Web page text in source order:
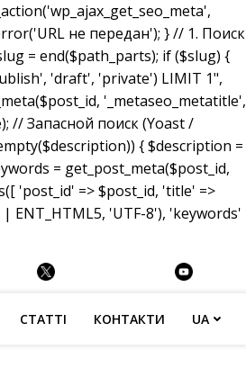
не передан'); } // 1. Поиск
= end($path_parts); if ($slug) {
'draft', 'private') LIMIT 1",
'_metaseo_metatitle',
// Запасной поиск (Yoast /
{ $description =
= get_post_meta($post_id,
'post_id' => $post_id, 'title' =>
ENT_HTML5, 'UTF-8'), 'keywords'
СТАТТІ КОНТАКТИ UA